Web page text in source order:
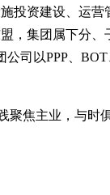
投资建设、运
，集团属下分、
司以PPP、
焦主业，与时